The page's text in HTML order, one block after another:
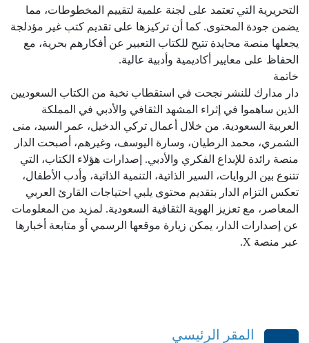
التحريرية التي تعتمد على لجنة علمية لتقييم المخطوطات، مما
يضمن جودة المحتوى. كما أن تركيزها على تقديم كتب غير مؤدلجة
يجعلها منصة محايدة تتيح للكتاب التعبير عن أفكارهم بحرية، مع
الحفاظ على معايير أكاديمية وأدبية عالية.
خاتمة
دار مدارك للنشر نجحت في استقطاب نخبة من الكتاب السعوديين
الذين ساهموا في إثراء المشهد الثقافي والأدبي في المملكة
العربية السعودية. من خلال أعمال تركي الدخيل، عمر السيد، منى
الشمري، محمد الرطيان، وسارة اليوسف، وغيرهم، أصبحت الدار
منصة رائدة للإبداع الفكري والأدبي. إصدارات هؤلاء الكتاب، التي
تتنوع بين الروايات، السير الذاتية، التنمية الذاتية، وأدب الأطفال،
تعكس التزام الدار بتقديم محتوى يلبي احتياجات القارئ العربي
المعاصر، مع تعزيز الهوية الثقافية السعودية. لمزيد من المعلومات
عن إصدارات الدار، يمكن زيارة موقعها الرسمي أو متابعة أخبارها
عبر منصة X.
المقر الرئيسي